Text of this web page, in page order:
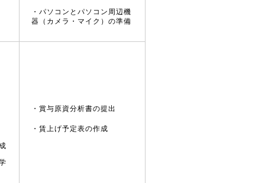
・パソコンとパソコン周辺機
器（カメラ・マイク）の準備
・賞与原資分析書の提出
・賃上げ予定表の作成